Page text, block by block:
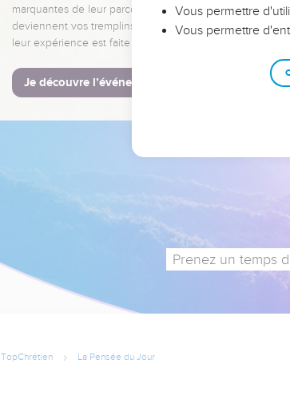
marquantes de leur parcours et les clés pour avancer
deviennent vos tremplins. Que vous guidiez un
leur expérience est faite pour vous.
Je découvre l’événement
Prenez un temps
TopChrétien La Pensée du Jour
Vous permettre
Vous permettre